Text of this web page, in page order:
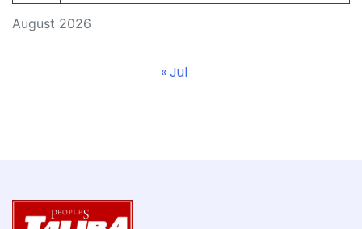
August 2026
« Jul